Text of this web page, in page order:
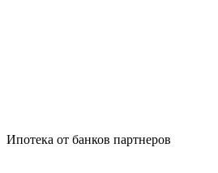
Ипотека от банков партнеров